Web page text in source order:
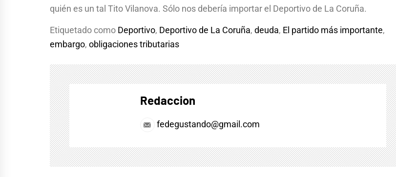
quién es un tal Tito Vilanova. Sólo nos debería importar el Deportivo de La Coruña.
Etiquetado como Deportivo, Deportivo de La Coruña, deuda, El partido más importante,
embargo, obligaciones tributarias
Redaccion
fedegustando@gmail.com